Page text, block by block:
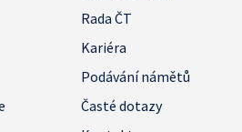
Rada ČT
Kariéra
Podávání námětů
Časté dotazy